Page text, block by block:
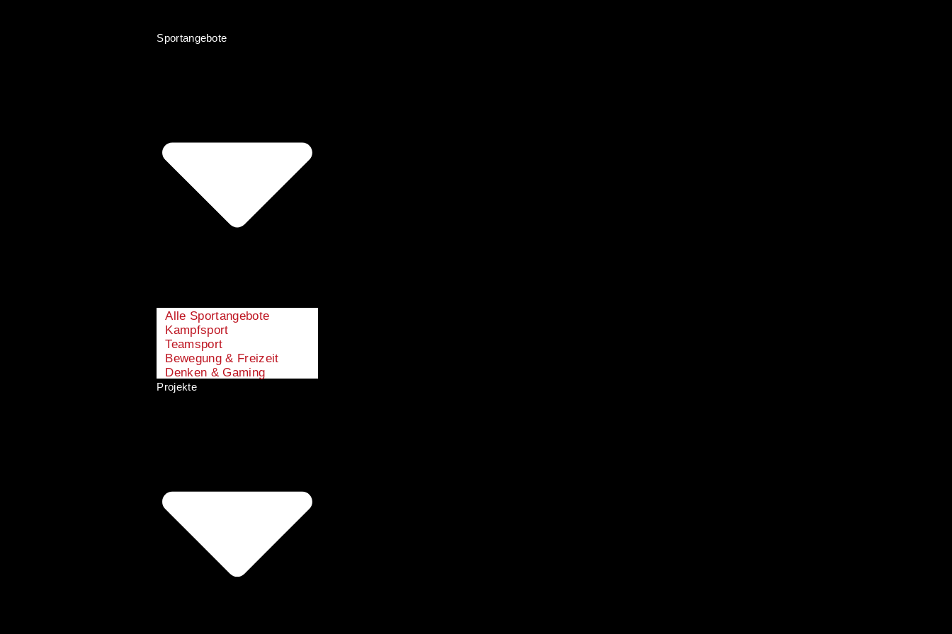
Sportangebote
Alle Sportangebote
Kampfsport
Teamsport
Bewegung & Freizeit
Denken & Gaming
Projekte